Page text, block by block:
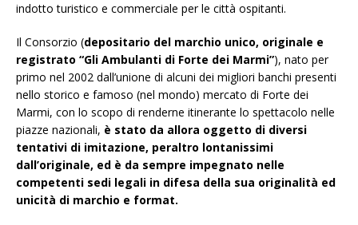
indotto turistico e commerciale per le città ospitanti.
Il Consorzio (depositario del marchio unico, originale e
registrato “Gli Ambulanti di Forte dei Marmi”), nato per
primo nel 2002 dall’unione di alcuni dei migliori banchi presenti
nello storico e famoso (nel mondo) mercato di Forte dei
Marmi, con lo scopo di renderne itinerante lo spettacolo nelle
piazze nazionali, è stato da allora oggetto di diversi
tentativi di imitazione, peraltro lontanissimi
dall’originale, ed è da sempre impegnato nelle
competenti sedi legali in difesa della sua originalità ed
unicità di marchio e format.